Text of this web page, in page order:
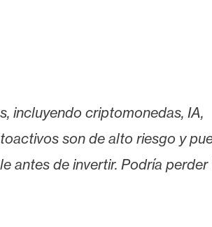
incluyendo criptomonedas, IA,
son de alto riesgo y
antes de invertir. Podría